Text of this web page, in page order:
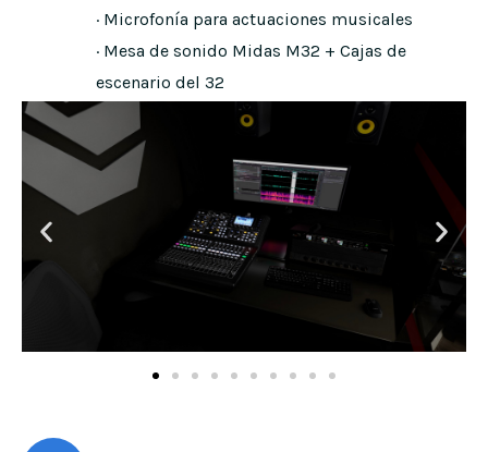
· Microfonía para actuaciones musicales
· Mesa de sonido Midas M32 + Cajas de
escenario del 32